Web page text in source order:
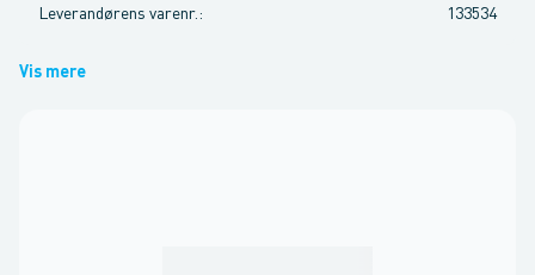
Leverandørens varenr. : 133534
Vis mere